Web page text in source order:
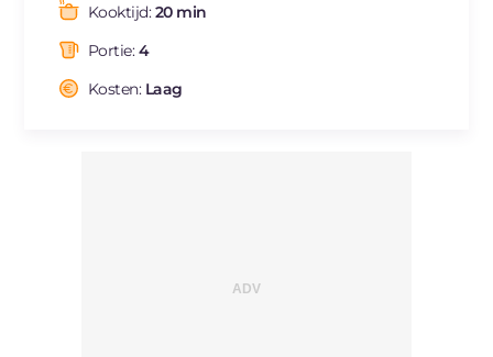
BR
Kooktijd:20 min
Portie:4
Kosten: Laag